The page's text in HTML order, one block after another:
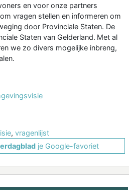
en voor onze partners
vragen stellen en informeren om
door Provinciale Staten. De
Staten van Gelderland. Met al
we zo divers mogelijke inbreng,
, vragenlijst
je Google-favoriet